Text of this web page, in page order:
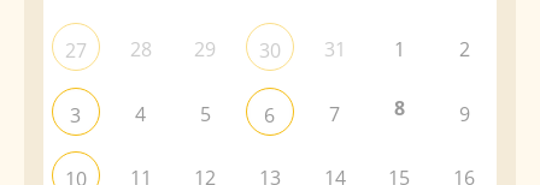
27 28 29 30 31 1 2
3 4 5 6 7 8 9
10 11 12 13 14 15 16